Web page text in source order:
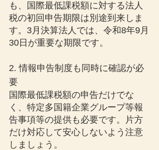
も、国際最低課税額に対する法人
税の初回申告期限は別途到来しま
す。3月決算法人では、令和8年9月
30日が重要な期限です。
2. 情報申告制度も同時に確認が必
要
国際最低課税額の申告だけでな
く、特定多国籍企業グループ等報
告事項等の提供も必要です。片方
だけ対応して安心しないよう注意
しましょう。